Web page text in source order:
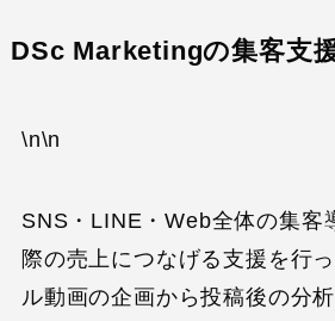
DSc Marketingの集客支
\n\n
SNS・LINE・Web全体の集客
際の売上につなげる支援を行
ル動画の企画から投稿後の分